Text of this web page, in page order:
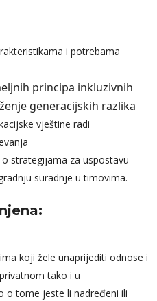
i potrebama
principa inkluzivnih
generacijskih razlika
vještine radi
strategijama za uspostavu
suradnje u timovima.
koji žele unaprijediti odnose i
tako i u
o tome jeste li nadređeni ili